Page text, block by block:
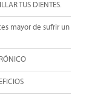
TUS DIENTES.
mayor de sufrir un